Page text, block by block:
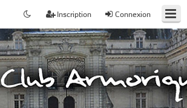
Connexion
Inscription